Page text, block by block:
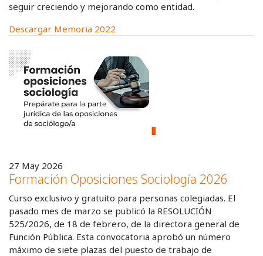
seguir creciendo y mejorando como entidad.
Descargar Memoria 2022
27 May 2026
Formación Oposiciones Sociología 2026
Curso exclusivo y gratuito para personas colegiadas. El
pasado mes de marzo se publicó la RESOLUCIÓN
525/2026, de 18 de febrero, de la directora general de
Función Pública. Esta convocatoria aprobó un número
máximo de siete plazas del puesto de trabajo de